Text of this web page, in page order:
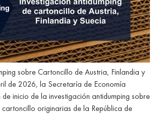
sobre Cartoncillo de Austria, Finlandia y
de 2026, la Secretaría de Economía
inicio de la investigación antidumping sobre
originarias de la República de